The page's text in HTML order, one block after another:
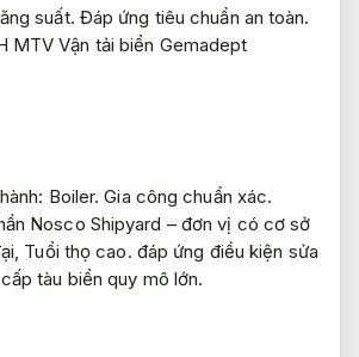
suất. Đáp ứng tiêu chuẩn an toàn.
MTV Vận tải biển Gemadept
Boiler. Gia công chuẩn xác.
Nosco Shipyard – đơn vị có cơ sở
Tuổi thọ cao. đáp ứng điều kiện sửa
tàu biển quy mô lớn.